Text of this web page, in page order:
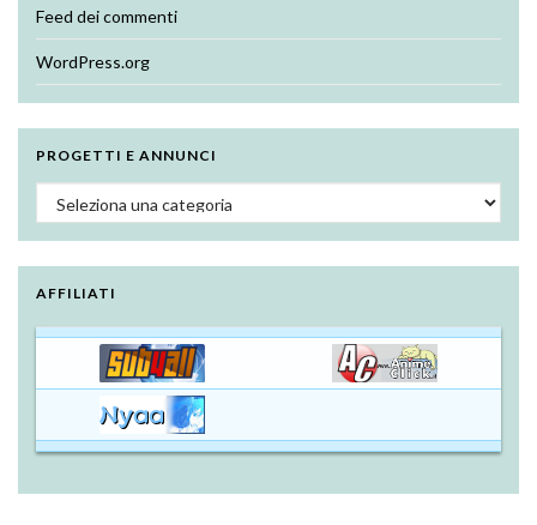
Feed dei commenti
WordPress.org
PROGETTI E ANNUNCI
Progetti e annunci
AFFILIATI